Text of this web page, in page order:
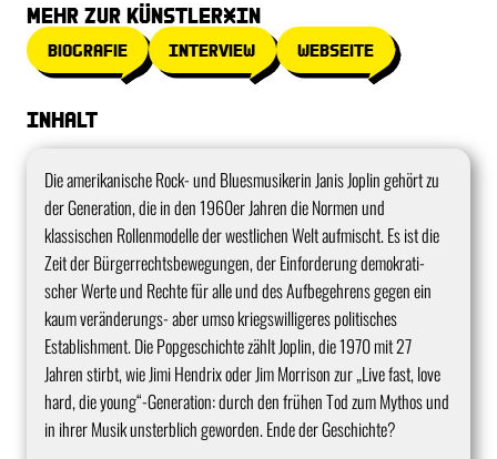
mehr zur Künstler*in
Biografie Interview Webseite
Inhalt
Die amerikanische Rock- und Bluesmusikerin Janis Joplin gehört zu
der Generation, die in den 1960er Jahren die Normen und
klassischen Rollenmodelle der westlichen Welt aufmischt. Es ist die
Zeit der Bürgerrechtsbewegungen, der Einforderung demokrati-
scher Werte und Rechte für alle und des Aufbegehrens gegen ein
kaum veränderungs- aber umso kriegswilligeres politisches
Establishment. Die Popgeschichte zählt Joplin, die 1970 mit 27
Jahren stirbt, wie Jimi Hendrix oder Jim Morrison zur „Live fast, love
hard, die young“-Generation: durch den frühen Tod zum Mythos und
in ihrer Musik unsterblich geworden. Ende der Geschichte?